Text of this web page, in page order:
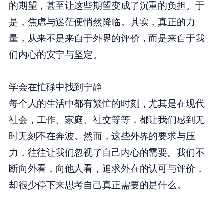
的期望，甚至让这些期望变成了沉重的负担。于
是，焦虑与迷茫便悄然降临。其实，真正的力
量，从来不是来自于外界的评价，而是来自于我
们内心的安宁与坚定。
学会在忙碌中找到宁静
每个人的生活中都有繁忙的时刻，尤其是在现代
社会，工作、家庭、社交等等，都让我们感到无
时无刻不在奔波。然而，这些外界的要求与压
力，往往让我们忽视了自己内心的需要。我们不
断向外看，向他人看，追求外在的认可与评价，
却很少停下来思考自己真正需要的是什么。